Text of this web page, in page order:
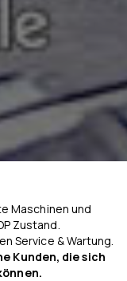
Maschinen und
Zustand.
Service & Wartung.
Kunden, die sich